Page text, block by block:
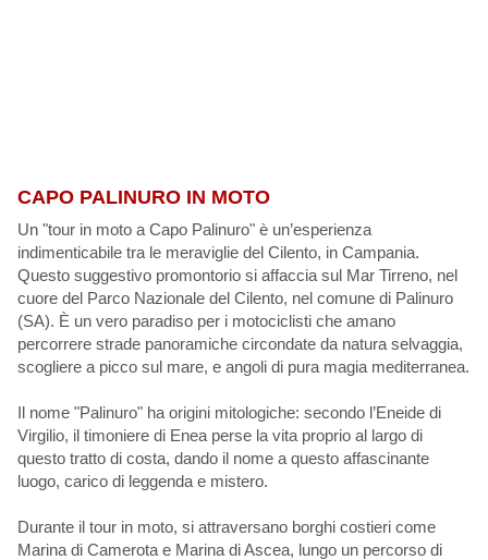
CAPO PALINURO IN MOTO
Un "tour in moto a Capo Palinuro" è un’esperienza
indimenticabile tra le meraviglie del Cilento, in Campania.
Questo suggestivo promontorio si affaccia sul Mar Tirreno, nel
cuore del Parco Nazionale del Cilento, nel comune di Palinuro
(SA). È un vero paradiso per i motociclisti che amano
percorrere strade panoramiche circondate da natura selvaggia,
scogliere a picco sul mare, e angoli di pura magia mediterranea.
Il nome "Palinuro" ha origini mitologiche: secondo l’Eneide di
Virgilio, il timoniere di Enea perse la vita proprio al largo di
questo tratto di costa, dando il nome a questo affascinante
luogo, carico di leggenda e mistero.
Durante il tour in moto, si attraversano borghi costieri come
Marina di Camerota e Marina di Ascea, lungo un percorso di